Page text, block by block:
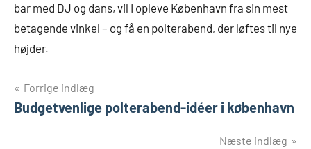
bar med DJ og dans, vil I opleve København fra sin mest
betagende vinkel – og få en polterabend, der løftes til nye
højder.
Indlægsnavigation
Forrige indlæg
Budgetvenlige polterabend-idéer i københavn
Næste indlæg